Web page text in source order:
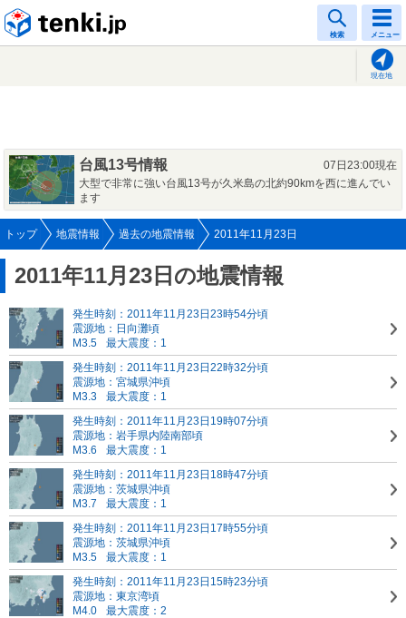
検索 メニュー
現在地
台風13号情報
07日23:00現在
大型で非常に強い台風13号が久米島の北約90kmを西に進んでい
ます
トップ 地震情報 過去の地震情報 2011年11月23日
2011年11月23日の地震情報
発生時刻：2011年11月23日23時54分頃
震源地：日向灘頃
M3.5
最大震度：1
発生時刻：2011年11月23日22時32分頃
震源地：宮城県沖頃
M3.3
最大震度：1
発生時刻：2011年11月23日19時07分頃
震源地：岩手県内陸南部頃
M3.6
最大震度：1
発生時刻：2011年11月23日18時47分頃
震源地：茨城県沖頃
M3.7
最大震度：1
発生時刻：2011年11月23日17時55分頃
震源地：茨城県沖頃
M3.5
最大震度：1
発生時刻：2011年11月23日15時23分頃
震源地：東京湾頃
M4.0
最大震度：2